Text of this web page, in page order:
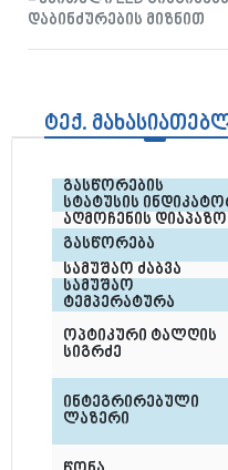
დაბინძურების მიზნით
ტექ.
გასწორების
სტატუსის
აღმოჩენის
გასწორება
სამუშაო ძაბვა
სამუშაო
ტემპერატურა
ოპტიკური ტალღის
სიგრძე
ინტეგრირებული
ლაზერი